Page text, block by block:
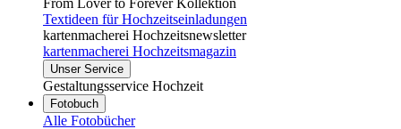
From Lover to Forever Kollektion
Textideen für Hochzeitseinladungen
kartenmacherei Hochzeitsnewsletter
kartenmacherei Hochzeitsmagazin
Unser Service
Gestaltungsservice Hochzeit
Fotobuch
Alle Fotobücher